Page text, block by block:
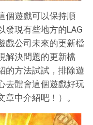
個遊戲可以保持順
發現有些地方的LAG
戲公司未來的更新檔
解決問題的更新檔
的方法試試，排除遊
去體會這個遊戲好玩
中介紹吧！）。